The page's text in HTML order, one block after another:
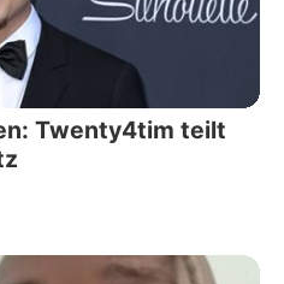
Twenty4tim teilt